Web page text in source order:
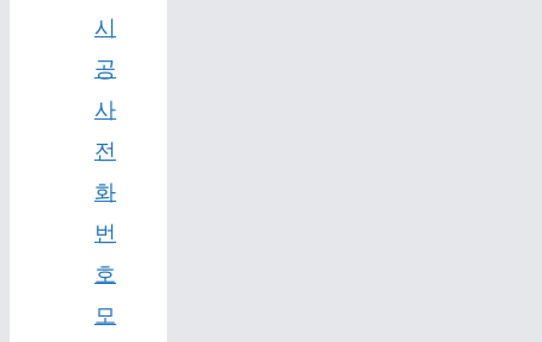
시
공
사
전
화
번
호
모